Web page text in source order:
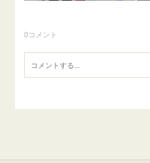
0コメント